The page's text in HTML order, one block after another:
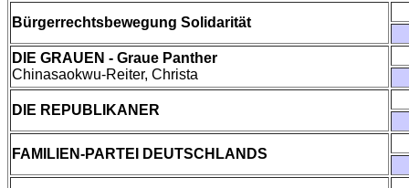
Bürgerrechtsbewegung Solidarität
DIE GRAUEN - Graue Panther
Chinasaokwu-Reiter, Christa
DIE REPUBLIKANER
FAMILIEN-PARTEI DEUTSCHLANDS